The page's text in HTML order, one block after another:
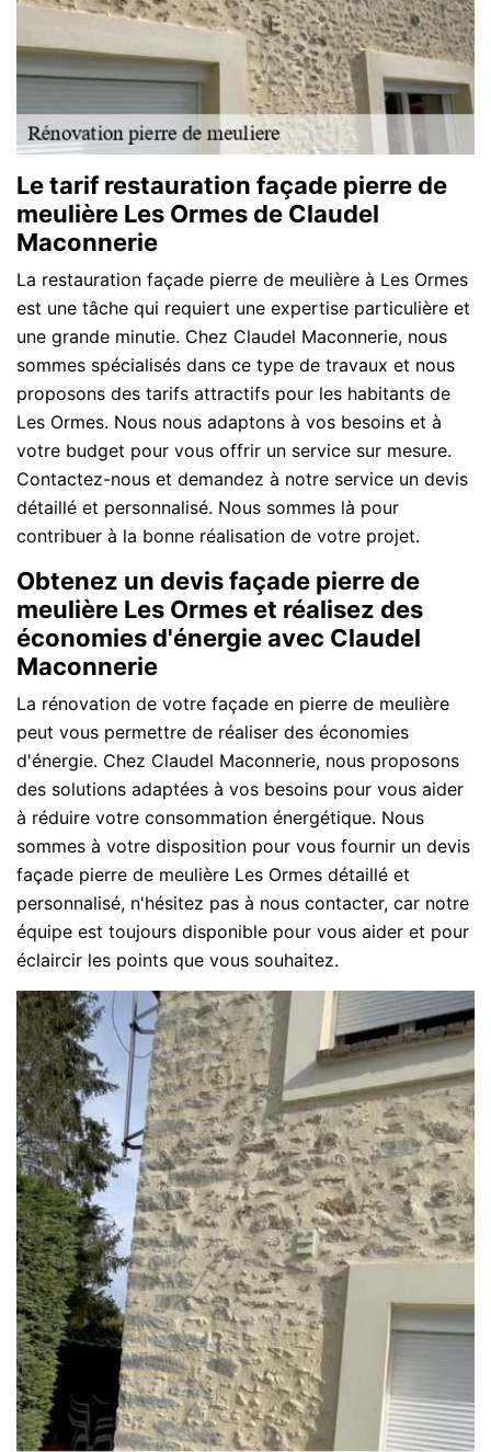
Le tarif restauration façade pierre de
meulière Les Ormes de Claudel
Maconnerie
La restauration façade pierre de meulière à Les Ormes
est une tâche qui requiert une expertise particulière et
une grande minutie. Chez Claudel Maconnerie, nous
sommes spécialisés dans ce type de travaux et nous
proposons des tarifs attractifs pour les habitants de
Les Ormes. Nous nous adaptons à vos besoins et à
votre budget pour vous offrir un service sur mesure.
Contactez-nous et demandez à notre service un devis
détaillé et personnalisé. Nous sommes là pour
contribuer à la bonne réalisation de votre projet.
Obtenez un devis façade pierre de
meulière Les Ormes et réalisez des
économies d'énergie avec Claudel
Maconnerie
La rénovation de votre façade en pierre de meulière
peut vous permettre de réaliser des économies
d'énergie. Chez Claudel Maconnerie, nous proposons
des solutions adaptées à vos besoins pour vous aider
à réduire votre consommation énergétique. Nous
sommes à votre disposition pour vous fournir un devis
façade pierre de meulière Les Ormes détaillé et
personnalisé, n'hésitez pas à nous contacter, car notre
équipe est toujours disponible pour vous aider et pour
éclaircir les points que vous souhaitez.